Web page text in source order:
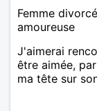
Femme
amoureuse
J'aimerai
être aimée,
ma tête sur